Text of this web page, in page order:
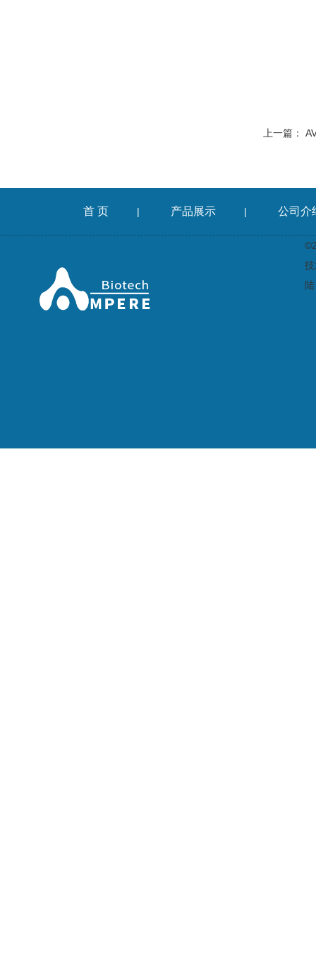
上一篇：
首 页 | 产品展示 | 公司介
陆